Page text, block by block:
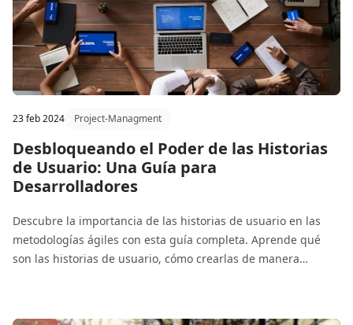
23 feb 2024 Project-Managment
Desbloqueando el Poder de las Historias
de Usuario: Una Guía para
Desarrolladores
Descubre la importancia de las historias de usuario en las
metodologías ágiles con esta guía completa. Aprende qué
son las historias de usuario, cómo crearlas de manera